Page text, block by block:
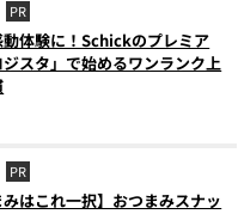
PR
体験に！Schickのプレミア
スタ」で始めるワンランク上
PR
みはこれ一択】おつまみスナッ